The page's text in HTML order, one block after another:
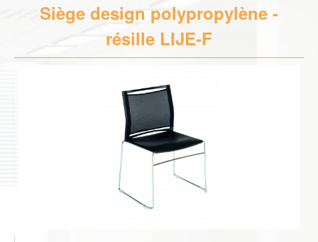
Siège design polypropylène -
résille LIJE-F